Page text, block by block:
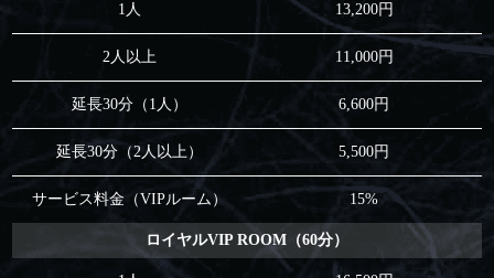
1人 13,200円
2人以上 11,000円
延長30分（1人） 6,600円
延長30分（2人以上） 5,500円
サービス料金（VIPルーム） 15%
ロイヤルVIP ROOM（60分）